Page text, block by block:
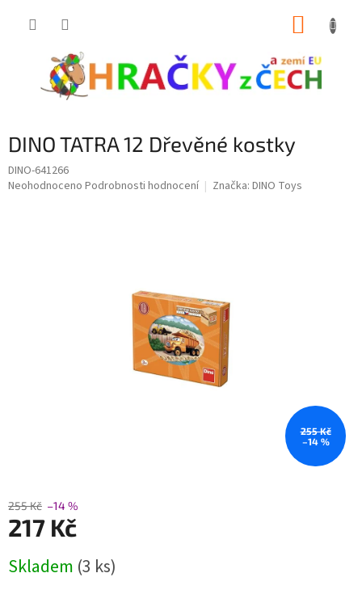
DINO TATRA 12 Dřevěné kostky
DINO-641266
Průměrné
Neohodnoceno Podrobnosti hodnocení Značka: DINO Toys
255 Kč
–14 %
255 Kč –14 %
217 Kč
cena:
Skladem (3 ks)